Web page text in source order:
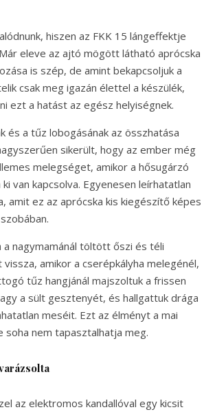
hiszen az FKK 15 lángeffektje
eleve az ajtó mögött látható aprócska
is szép, de amint bekapcsoljuk a
csak meg igazán élettel a készülék,
ezt a hatást az egész helyiségnek.
és a tűz lobogásának az összhatása
sikerült, hogy az ember még
melegséget, amikor a hősugárzó
van kapcsolva. Egyenesen leírhatatlan
amit ez az aprócska kis kiegészítő képes
a nagymamánál töltött őszi és téli
amikor a cserépkályha melegénél,
tűz hangjánál majszoltuk a frissen
a sült gesztenyét, és hallgattuk drága
meséit. Ezt az élményt a mai
soha nem tapasztalhatja meg.
az elektromos kandallóval egy kicsit